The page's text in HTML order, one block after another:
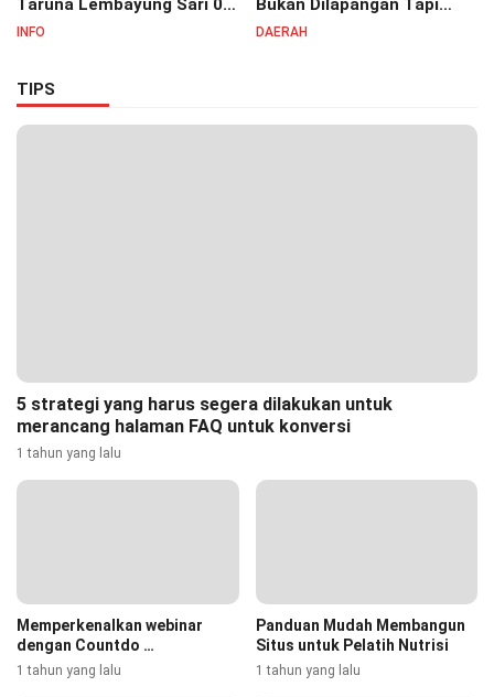
Taruna Lembayung Sari 09
Irvan Permana Ajak
INFO
Bukan Dilapangan Tapi
Ditongkrongan
DAERAH
TIPS
5 strategi yang harus segera dilakukan untuk
merancang halaman FAQ untuk konversi
1 tahun yang lalu
Memperkenalkan webinar
dengan Countdo …
1 tahun yang lalu
Panduan Mudah Membangun
Situs untuk Pelatih Nutrisi
1 tahun yang lalu